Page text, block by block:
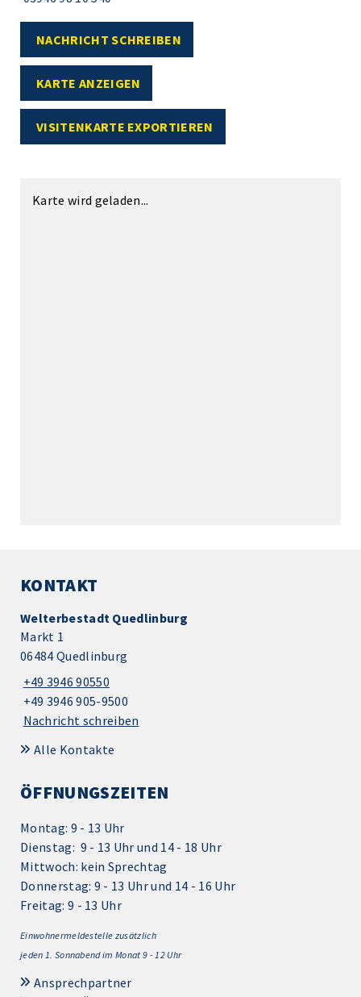
NACHRICHT SCHREIBEN
KARTE ANZEIGEN
VISITENKARTE EXPORTIEREN
Karte wird geladen...
KONTAKT
Welterbestadt Quedlinburg
Markt 1
06484 Quedlinburg
+49 3946 90550
+49 3946 905-9500
Nachricht schreiben
Alle Kontakte
ÖFFNUNGSZEITEN
Montag: 9 - 13 Uhr
Dienstag: 9 - 13 Uhr und 14 - 18 Uhr
Mittwoch: kein Sprechtag
Donnerstag: 9 - 13 Uhr und 14 - 16 Uhr
Freitag: 9 - 13 Uhr
Einwohnermeldestelle zusätzlich
jeden 1. Sonnabend im Monat 9 - 12 Uhr
Ansprechpartner